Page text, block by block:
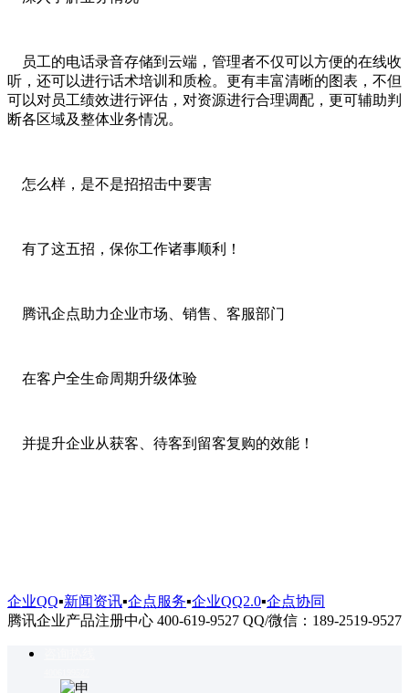
员工的电话录音存储到云端，管理者不仅可以方便的在线收
听，还可以进行话术培训和质检。更有丰富清晰的图表，不但
可以对员工绩效进行评估，对资源进行合理调配，更可辅助判
断各区域及整体业务情况。
怎么样，是不是招招击中要害
有了这五招，保你工作诸事顺利！
腾讯企点助力企业市场、销售、客服部门
在客户全生命周期升级体验
并提升企业从获客、待客到留客复购的效能！
企业QQ▪新闻资讯▪企点服务▪企业QQ2.0▪企点协同
腾讯企业产品注册中心 400-619-9527 QQ/微信：189-2519-9527